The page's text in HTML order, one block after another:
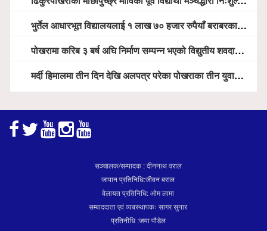
भुर्तेल आधारभूत विद्यालयलाई १ लाख ७० हजार रुपैयाँ बराबरका शैक्षिक सामग्री हस्तान्तरण
पोखरामा करिब ३ बर्ष अघि निर्माण सम्पन्न भएको विद्युतीय शवदाह गृह अझै संचालनमा आउन सकेन, तत्काल संचालन गर्न स्थानियको माग
मर्दी हिमालमा तीन दिन देखि अलपत्र परेका पोखराका तीन युवाको सशस्त्र प्रहरी सहितको टोलीको साहसिक उद्धार
सञ्चालक/सम्पादक : दीननाथ वराल
जापान प्रतिनिधि:जीवन बराल
वेलायत प्रतिनिधि: ओम लामा
सम्बाददाता एवं व्यबस्थापकः सागर सुनार
प्रतिनीधि :जया पौडेल